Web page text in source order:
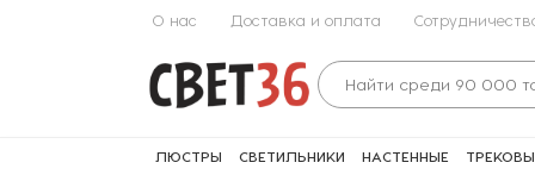
О нас Доставка и оплата
ЛЮСТРЫ СВЕТИЛЬНИКИ НАСТЕННЫЕ